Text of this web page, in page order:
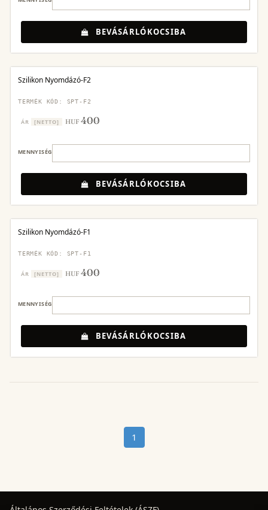
BEVÁSÁRLÓKOCSIBA
Szilikon Nyomdázó-F2
TERMÉK KÓD: SPT-F2
ÁR [NETTO] HUF400
MENNYISÉG
BEVÁSÁRLÓKOCSIBA
Szilikon Nyomdázó-F1
TERMÉK KÓD: SPT-F1
ÁR [NETTO] HUF400
MENNYISÉG
BEVÁSÁRLÓKOCSIBA
1